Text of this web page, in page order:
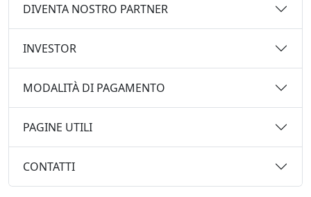
DIVENTA NOSTRO PARTNER
INVESTOR
MODALITÀ DI PAGAMENTO
PAGINE UTILI
CONTATTI